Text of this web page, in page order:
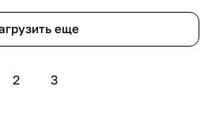
еще
2 3